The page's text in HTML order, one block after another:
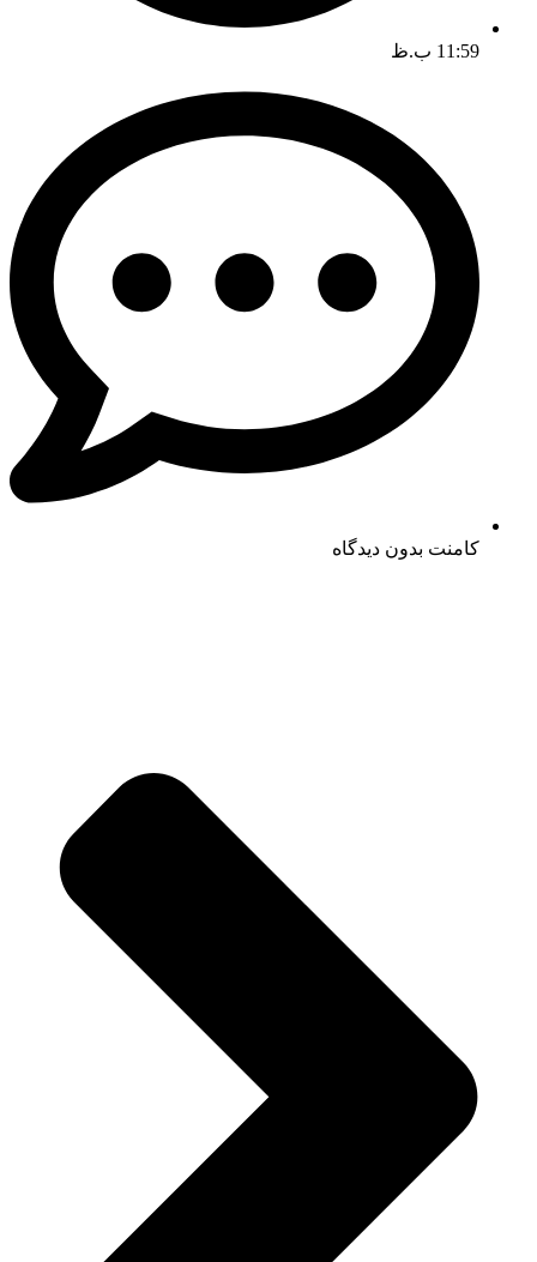
11:59 ب.ظ
کامنت بدون دیدگاه